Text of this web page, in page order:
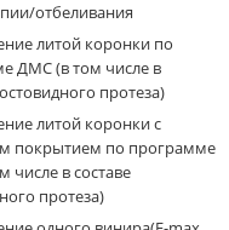
отбеливания
литой коронки по
ДМС (в том числе в
протеза)
литой коронки с
покрытием по программе
числе в составе
протеза)